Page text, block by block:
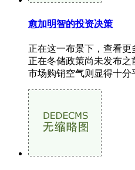
愈加明智的投资决策
正在这一布景下，查看更
正在冬储政策尚未发布之
市场购销空气则显得十分